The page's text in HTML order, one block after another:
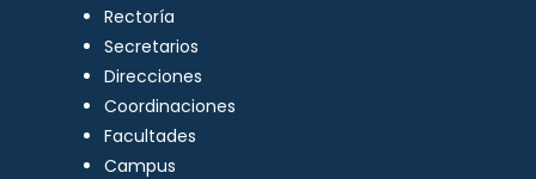
Rectoría
Secretarios
Direcciones
Coordinaciones
Facultades
Campus